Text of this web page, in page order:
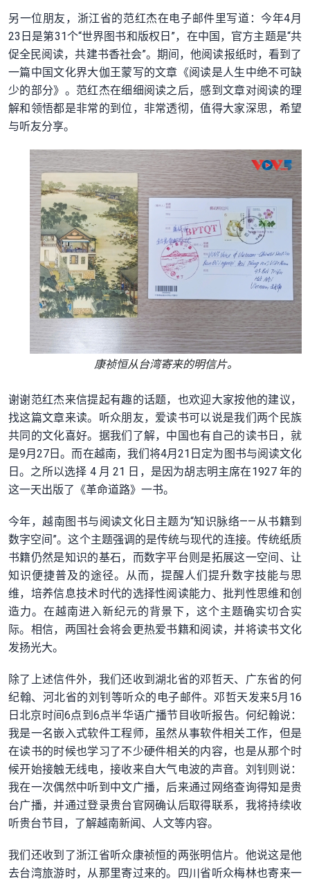
另一位朋友，浙江省的范红杰在电子邮件里写道：今年4月
23日是第31个“世界图书和版权日”，在中国，官方主题是“共
促全民阅读，共建书香社会”。期间，他阅读报纸时，看到了
一篇中国文化界大伽王蒙写的文章《阅读是人生中绝不可缺
少的部分》。范红杰在细细阅读之后，感到文章对阅读的理
解和领悟都是非常的到位，非常透彻，值得大家深思，希望
与听友分享。
康祯恒从台湾寄来的明信片。
谢谢范红杰来信提起有趣的话题，也欢迎大家按他的建议，
找这篇文章来读。听众朋友，爱读书可以说是我们两个民族
共同的文化喜好。据我们了解，中国也有自己的读书日，就
是9月27日。而在越南，我们将4月21日定为图书与阅读文化
日。之所以选择 4 月 21 日，是因为胡志明主席在1927 年的
这一天出版了《革命道路》一书。
今年，越南图书与阅读文化日主题为“知识脉络——从书籍到
数字空间”。这个主题强调的是传统与现代的连接。传统纸质
书籍仍然是知识的基石，而数字平台则是拓展这一空间、让
知识便捷普及的途径。从而，提醒人们提升数字技能与思
维，培养信息技术时代的选择性阅读能力、批判性思维和创
造力。在越南进入新纪元的背景下，这个主题确实切合实
际。相信，两国社会将会更热爱书籍和阅读，并将读书文化
发扬光大。
除了上述信件外，我们还收到湖北省的邓哲天、广东省的何
纪翰、河北省的刘钊等听众的电子邮件。邓哲天发来5月16
日北京时间6点到6点半华语广播节目收听报告。何纪翰说：
我是一名嵌入式软件工程师，虽然从事软件相关工作，但是
在读书的时候也学习了不少硬件相关的内容，也是从那个时
候开始接触无线电，接收来自大气电波的声音。刘钊则说：
我在一次偶然中听到中文广播，后来通过网络查询得知是贵
台广播，并通过登录贵台官网确认后取得联系，我将持续收
听贵台节目，了解越南新闻、人文等内容。
我们还收到了浙江省听众康祯恒的两张明信片。他说这是他
去台湾旅游时，从那里寄过来的。四川省听众梅林也寄来一